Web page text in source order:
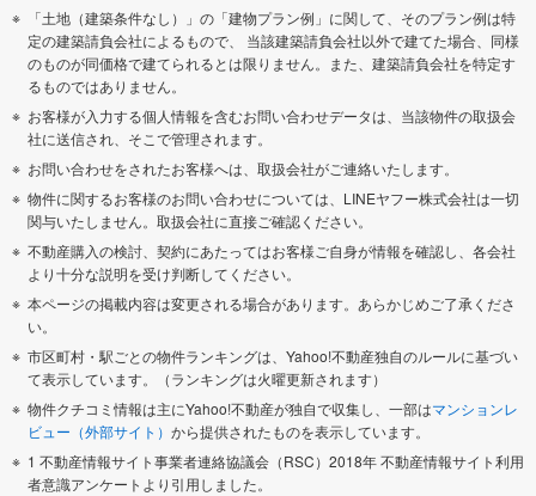
「土地（建築条件なし）」の「建物プラン例」に関して、そのプラン例は特
定の建築請負会社によるもので、 当該建築請負会社以外で建てた場合、同様
のものが同価格で建てられるとは限りません。また、建築請負会社を特定す
るものではありません。
お客様が入力する個人情報を含むお問い合わせデータは、当該物件の取扱会
社に送信され、そこで管理されます。
お問い合わせをされたお客様へは、取扱会社がご連絡いたします。
物件に関するお客様のお問い合わせについては、LINEヤフー株式会社は一切
関与いたしません。取扱会社に直接ご確認ください。
不動産購入の検討、契約にあたってはお客様ご自身が情報を確認し、各会社
より十分な説明を受け判断してください。
本ページの掲載内容は変更される場合があります。あらかじめご了承くださ
い。
市区町村・駅ごとの物件ランキングは、Yahoo!不動産独自のルールに基づい
て表示しています。（ランキングは火曜更新されます）
物件クチコミ情報は主にYahoo!不動産が独自で収集し、一部はマンションレ
ビュー（外部サイト） から提供されたものを表示しています。
1 不動産情報サイト事業者連絡協議会（RSC）2018年 不動産情報サイト利用
者意識アンケートより引用しました。